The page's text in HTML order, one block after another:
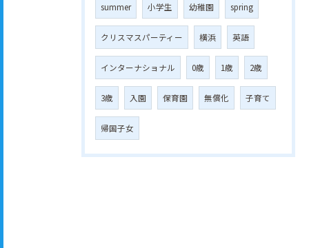
summer 小学生 幼稚園 spring
クリスマスパーティー 横浜 英語
インターナショナル 0歳 1歳 2歳
3歳 入園 保育園 無償化 子育て
帰国子女